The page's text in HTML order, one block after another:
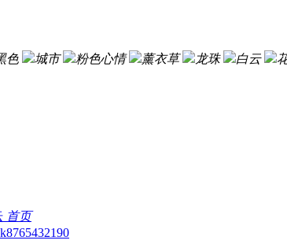
色 城市 粉色心情 薰衣草 龙珠 白云
首页